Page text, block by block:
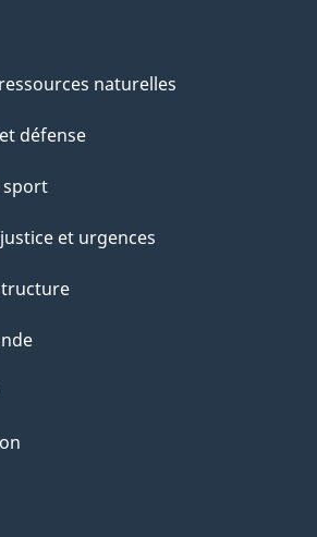
naturelles
défense
sport
et urgences